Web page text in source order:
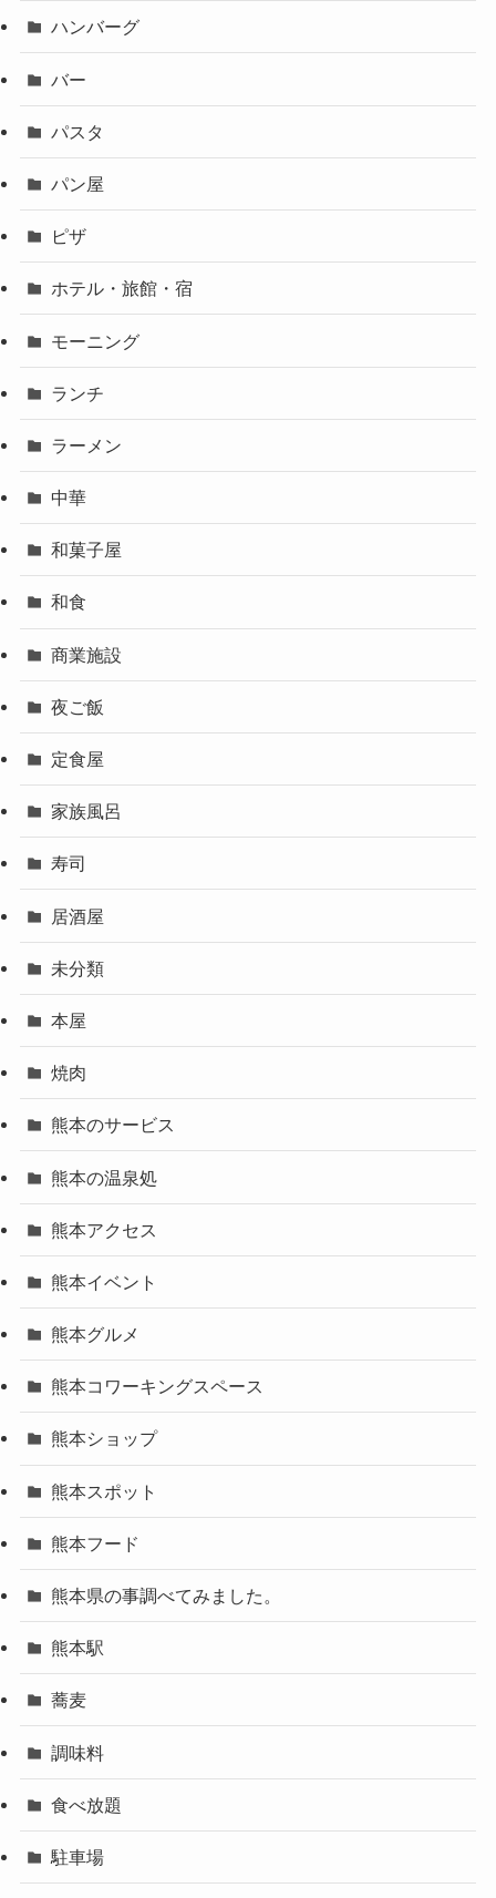
ハンバーグ
バー
パスタ
パン屋
ピザ
ホテル・旅館・宿
モーニング
ランチ
ラーメン
中華
和菓子屋
和食
商業施設
夜ご飯
定食屋
家族風呂
寿司
居酒屋
未分類
本屋
焼肉
熊本のサービス
熊本の温泉処
熊本アクセス
熊本イベント
熊本グルメ
熊本コワーキングスペース
熊本ショップ
熊本スポット
熊本フード
熊本県の事調べてみました。
熊本駅
蕎麦
調味料
食べ放題
駐車場